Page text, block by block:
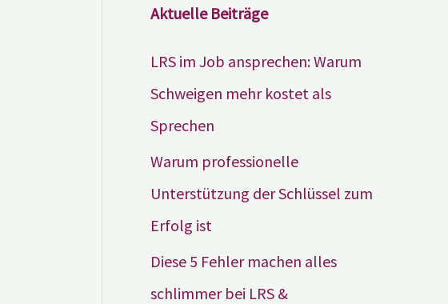
Aktuelle Beiträge
LRS im Job ansprechen: Warum
Schweigen mehr kostet als
Sprechen
Warum professionelle
Unterstützung der Schlüssel zum
Erfolg ist
Diese 5 Fehler machen alles
schlimmer bei LRS &